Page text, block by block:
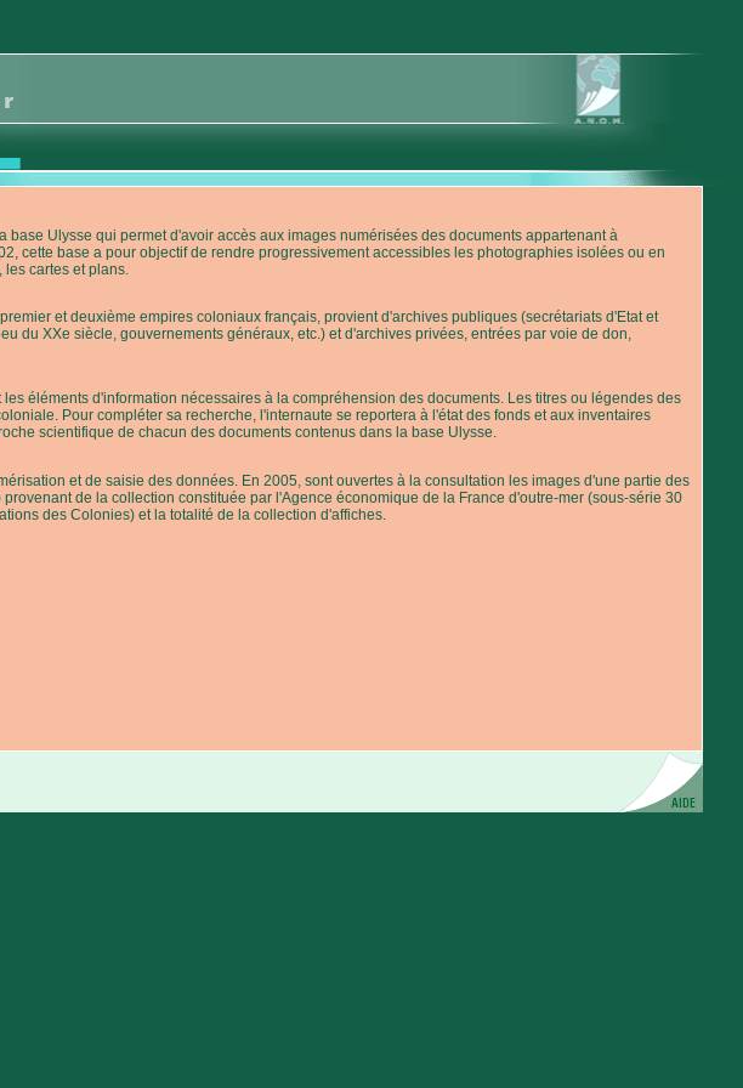
Ulysse qui permet d'avoir accès aux images numérisées des documents appartenant à
cette base a pour objectif de rendre progressivement accessibles les photographies isolées ou en
cartes et plans.
et deuxième empires coloniaux français, provient d'archives publiques (secrétariats d'Etat et
du XXe siècle, gouvernements généraux, etc.) et d'archives privées, entrées par voie de don,
éléments d'information nécessaires à la compréhension des documents. Les titres ou légendes des
Pour compléter sa recherche, l'internaute se reportera à l'état des fonds et aux inventaires
scientifique de chacun des documents contenus dans la base Ulysse.
et de saisie des données. En 2005, sont ouvertes à la consultation les images d'une partie des
de la collection constituée par l'Agence économique de la France d'outre-mer (sous-série 30
des Colonies) et la totalité de la collection d'affiches.